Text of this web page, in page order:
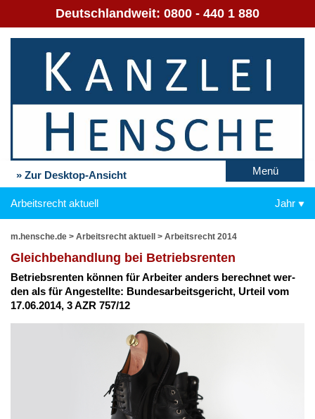
Deutschlandweit: 0800 - 440 1 880
» Zur Desktop-Ansicht Menü
Arbeitsrecht aktuell Jahr
m.hensche.de > Arbeitsrecht aktuell > Arbeitsrecht 2014
Gleich­be­hand­lung bei Be­triebs­ren­ten
Be­triebs­ren­ten kön­nen für Ar­bei­ter an­ders be­rech­net wer­
den als für An­ge­stell­te: Bun­des­ar­beits­ge­richt, Ur­teil vom
17.06.2014, 3 AZR 757/12